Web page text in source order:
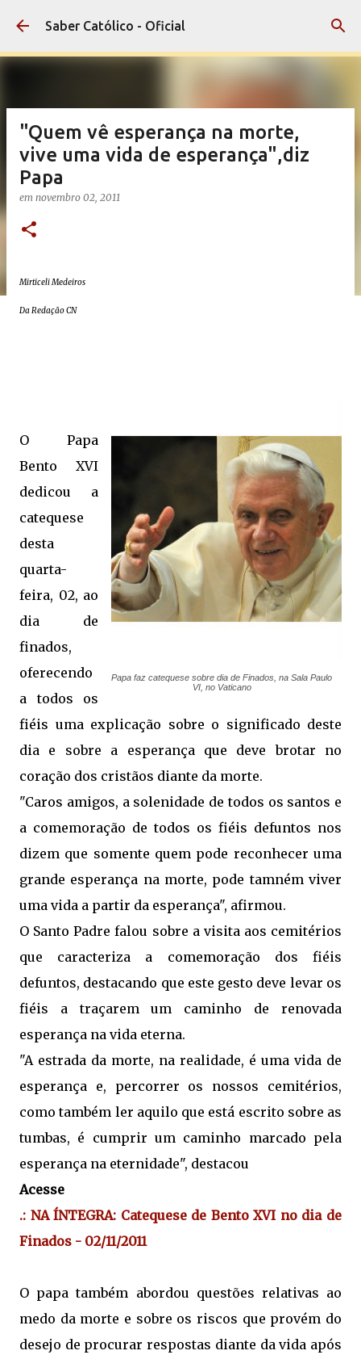
Pular para o conteúdo principal
Saber Católico - Oficial
"Quem vê esperança na morte,
vive uma vida de esperança",diz
Papa
em novembro 02, 2011
Mirticeli Medeiros
Da Redação CN
Papa faz catequese sobre dia de Finados, na Sala Paulo
VI, no Vaticano
O Papa
Bento XVI
dedicou a
catequese
desta
quarta-
feira, 02, ao
dia de
finados,
oferecendo
a todos os
fiéis uma explicação sobre o significado deste
dia e sobre a esperança que deve brotar no
coração dos cristãos diante da morte.
"Caros amigos, a solenidade de todos os santos e
a comemoração de todos os fiéis defuntos nos
dizem que somente quem pode reconhecer uma
grande esperança na morte, pode tamném viver
uma vida a partir da esperança", afirmou.
O Santo Padre falou sobre a visita aos cemitérios
que caracteriza a comemoração dos fiéis
defuntos, destacando que este gesto deve levar os
fiéis a traçarem um caminho de renovada
esperança na vida eterna.
"A estrada da morte, na realidade, é uma vida de
esperança e, percorrer os nossos cemitérios,
como também ler aquilo que está escrito sobre as
tumbas, é cumprir um caminho marcado pela
esperança na eternidade", destacou
Acesse
.: NA ÍNTEGRA: Catequese de Bento XVI no dia de
Finados - 02/11/2011
O papa também abordou questões relativas ao
medo da morte e sobre os riscos que provém do
desejo de procurar respostas diante da vida após